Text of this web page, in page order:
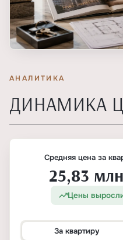
АНАЛИТИКА
ДИНАМИКА
Средняя цена за
25,83
Цены
За квартиру